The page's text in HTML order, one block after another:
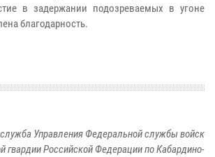
в задержании подозреваемых в угоне
благодарность.
Управления Федеральной службы войск
гвардии Российской Федерации по Кабардино-